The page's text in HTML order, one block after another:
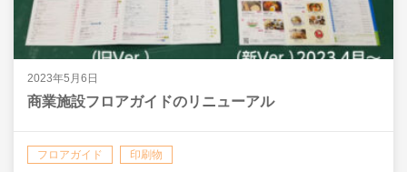
2023年5月6日
商業施設フロアガイドのリニューアル
フロアガイド 印刷物